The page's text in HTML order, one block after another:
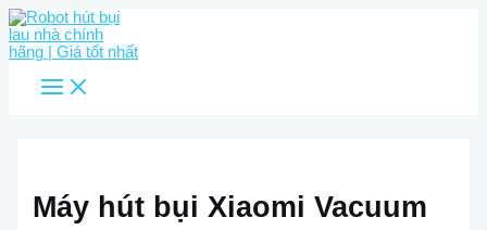
Nhảy
tới
nội
dung
Menu
Máy hút bụi Xiaomi Vacuum